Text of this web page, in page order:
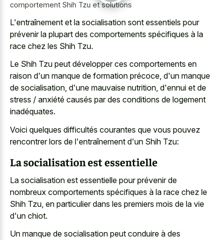
comportement Shih Tzu et solutions
L'entraînement et la socialisation sont essentiels pour
prévenir la plupart des comportements spécifiques à la
race chez les Shih Tzu.
Le Shih Tzu peut développer ces comportements en
raison d'un manque de formation précoce, d'un manque
de socialisation, d'une mauvaise nutrition, d'ennui et de
stress / anxiété causés par des conditions de logement
inadéquates.
Voici quelques difficultés courantes que vous pouvez
rencontrer lors de l'entraînement d'un Shih Tzu:
La socialisation est essentielle
La socialisation est essentielle pour prévenir de
nombreux comportements spécifiques à la race chez le
Shih Tzu, en particulier dans les premiers mois de la vie
d'un chiot.
Un manque de socialisation peut conduire à des